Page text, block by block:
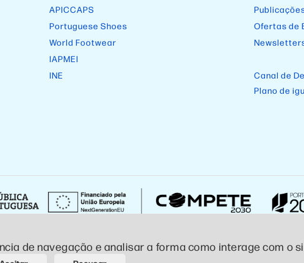
APICCAPS
Portuguese Shoes
World Footwear
IAPMEI
INE
Ofertas de
Canal de
Plano de
de Privacidade
de navegação e analisar a forma como interage com o